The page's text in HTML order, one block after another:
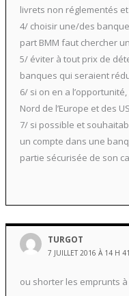
livrets non réglementés
4/ choisir une/des
part BMM faut chercher
5/ éviter à tout prix de
banques qui seraient
6/ si on en a
Nord de l’Europe et des
7/ si possible et
un compte dans une
partie sécurisée de son
TURGOT
7 JUILLET 2016 À 14 H
ou shorter les emprunts